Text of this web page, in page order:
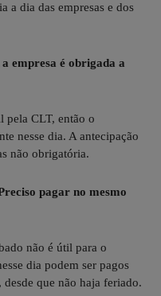
a dia das empresas e dos
empresa é obrigada a
pela CLT, então o
nesse dia. A antecipação
não obrigatória.
pagar no mesmo
não é útil para o
dia podem ser pagos
que não haja feriado.